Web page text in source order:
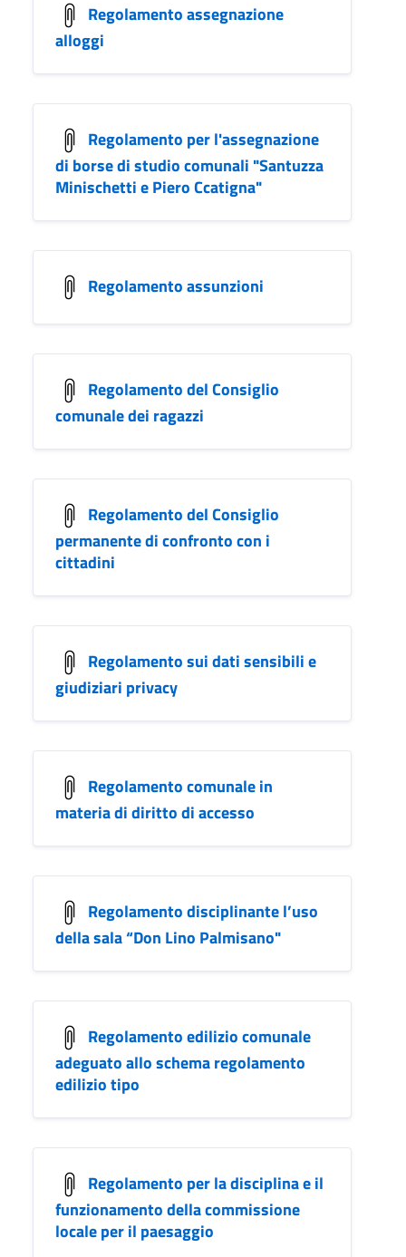
Regolamento assegnazione
alloggi
Regolamento per l'assegnazione
di borse di studio comunali "Santuzza
Minischetti e Piero Ccatigna"
Regolamento assunzioni
Regolamento del Consiglio
comunale dei ragazzi
Regolamento del Consiglio
permanente di confronto con i
cittadini
Regolamento sui dati sensibili e
giudiziari privacy
Regolamento comunale in
materia di diritto di accesso
Regolamento disciplinante l’uso
della sala “Don Lino Palmisano"
Regolamento edilizio comunale
adeguato allo schema regolamento
edilizio tipo
Regolamento per la disciplina e il
funzionamento della commissione
locale per il paesaggio